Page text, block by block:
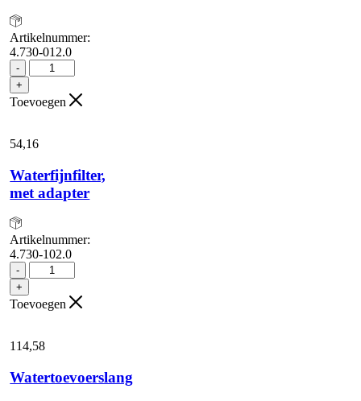
Artikelnummer:
4.730-012.0
-
Aanzuigfilter
met
terugslagklep
aantal
+
Toevoegen
54,16
Waterfijnfilter,
met adapter
Artikelnummer:
4.730-102.0
-
Waterfijnfilter,
met
adapter
aantal
+
Toevoegen
114,58
Watertoevoerslang